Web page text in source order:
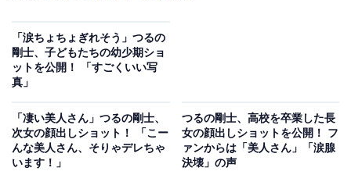
「涙ちょちょぎれそう」つるの
剛士、子どもたちの幼少期ショ
ットを公開！ 「すごくいい写
真」
「凄い美人さん」つるの剛士、
次女の顔出しショット！ 「こー
んな美人さん、そりゃデレちゃ
います！」
つるの剛士、高校を卒業した長
女の顔出しショットを公開！ フ
ァンからは「美人さん」「涙腺
決壊」の声